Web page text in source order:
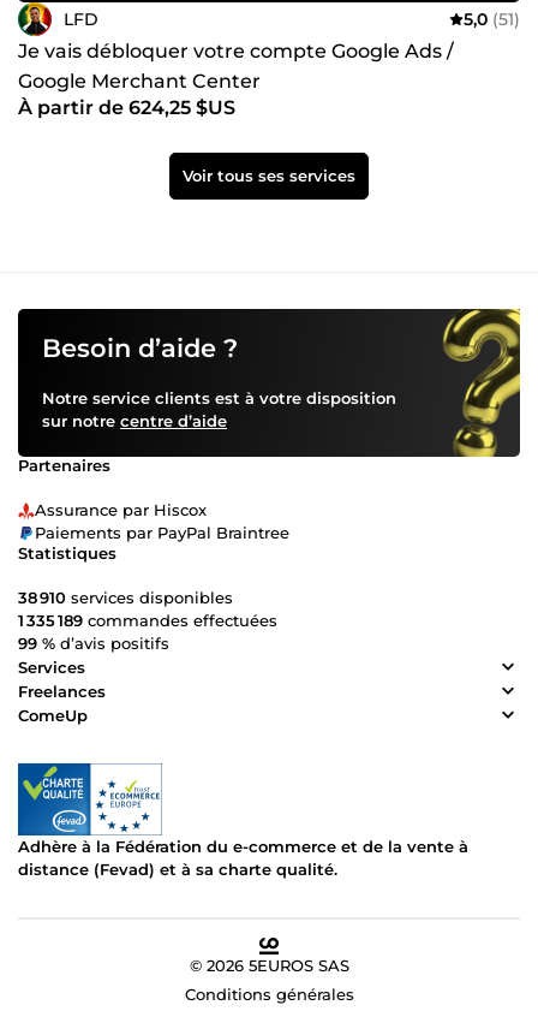
LFD 5,0 (51)
Je vais débloquer votre compte Google Ads /
Google Merchant Center
À partir de 624,25 $US
Voir tous ses services
Besoin d’aide ?
Notre service clients est à votre disposition
sur notre centre d’aide
Partenaires
Assurance par Hiscox
Paiements par PayPal Braintree
Statistiques
38 910 services disponibles
1 335 189 commandes effectuées
99 % d’avis positifs
Services
Freelances
ComeUp
Adhère à la Fédération du e-commerce et de la vente à
distance (Fevad) et à sa charte qualité.
© 2026 5EUROS SAS
Conditions générales